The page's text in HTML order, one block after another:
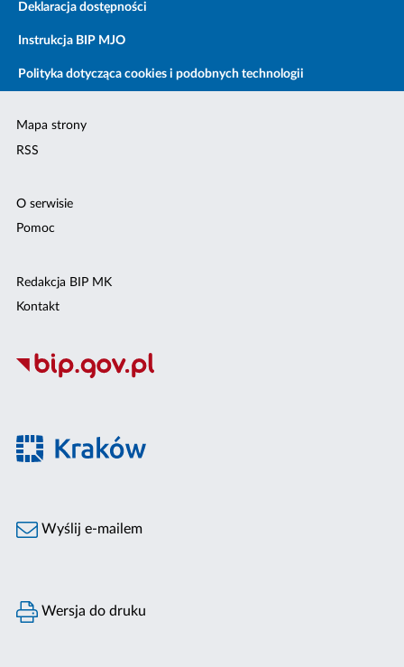
Deklaracja dostępności
Instrukcja BIP MJO
Polityka dotycząca cookies i podobnych technologii
Mapa strony
RSS
O serwisie
Pomoc
Redakcja BIP MK
Kontakt
Wyślij e-mailem
Wersja do druku